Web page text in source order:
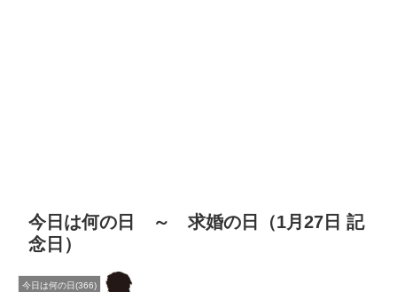
今日は何の日 ～ 求婚の日（1月27日 記
念日）
今日は何の日(366)